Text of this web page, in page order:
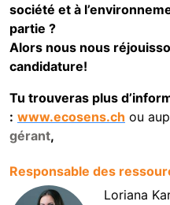
société et à
partie ?
Alors nous nous
candidature!
Tu trouveras plus
: www.ecosens.ch ou
gérant,
Responsable des
Loriana